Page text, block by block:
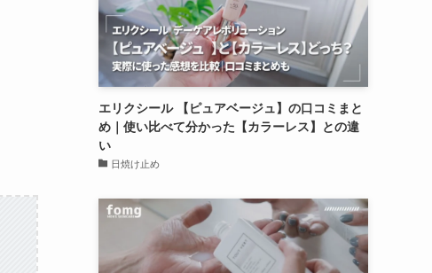
エリクシール 【ピュアベージュ】の口コミまと
め｜使い比べて分かった【カラーレス】との違
い
日焼け止め